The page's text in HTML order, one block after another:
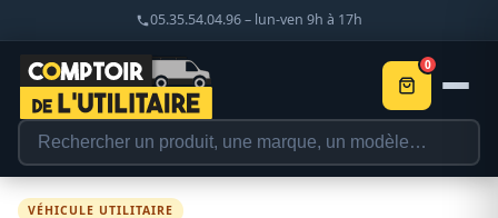
05.35.54.04.96 – lun-ven 9h à 17h
0
VÉHICULE UTILITAIRE